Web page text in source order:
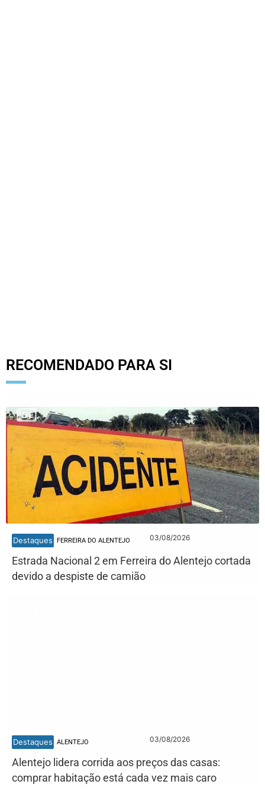
RECOMENDADO PARA SI
Destaques FERREIRA DO ALENTEJO 03/08/2026
Estrada Nacional 2 em Ferreira do Alentejo cortada
devido a despiste de camião
Destaques ALENTEJO 03/08/2026
Alentejo lidera corrida aos preços das casas:
comprar habitação está cada vez mais caro